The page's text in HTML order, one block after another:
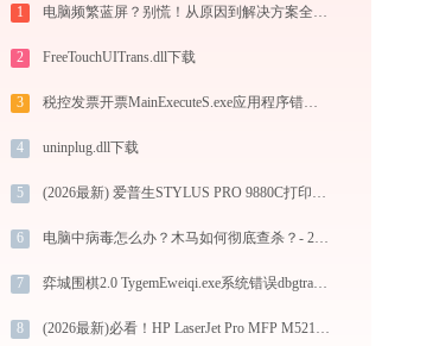
1 电脑频繁蓝屏？别慌！从原因到解决方案全解析
2 FreeTouchUITrans.dll下载
3 税控发票开票MainExecuteS.exe应用程序错误0xc000000d解决方法
4 uninplug.dll下载
5 (2026最新) 爱普生STYLUS PRO 9880C打印机无法连接？-金山毒霸
6 电脑中病毒怎么办？木马如何彻底查杀？- 2026官方最新解决方案
7 弈城围棋2.0 TygemEweiqi.exe系统错误dbgtrace.dll丢失如何解决
8 (2026最新)必看！HP LaserJet Pro MFP M521打印机驱动下载与安装的正确姿势